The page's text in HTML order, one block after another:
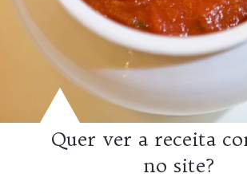
Quer ver a receita
no site?